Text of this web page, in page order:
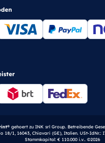
Unternehmen.
gehoert zu INK srl Group. Betreibende
18/1, 16043, Chiavari (GE), Italien. USt-IdNr.:
Stammkapital: € 110.000 i.v.. ©2026